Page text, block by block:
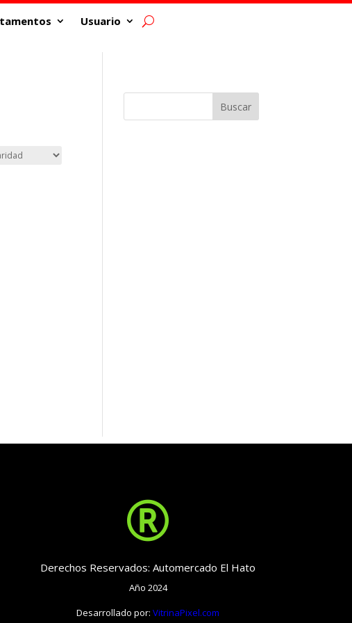
Usuario
Buscar

Derechos Reservados: Automercado El Hato
Año 2024
Desarrollado por:VitrinaPixel.com